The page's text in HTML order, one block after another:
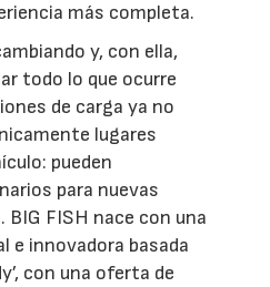
más completa.
y, con ella,
todo lo que ocurre
de carga ya no
lugares
pueden
para nuevas
FISH nace con una
e innovadora basada
con una oferta de